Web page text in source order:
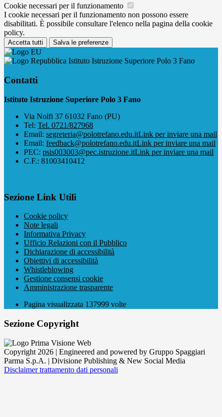
Cookie necessari per il funzionamento
I cookie necessari per il funzionamento non possono essere
disabilitati. È possibile consultare l'elenco nella pagina della cookie
policy.
Accetta tutti Salva le preferenze
Istituto Istruzione Superiore Polo 3 Fano
Contatti
Istituto Istruzione Superiore Polo 3 Fano
Via Nolfi 37 61032 Fano (PU)
Tel: Tel. 0721/827968
Email: segreteria@polotrefano.e​du.itLink per inviare una mail
Email: feedback@polotrefano.edu.itLink per inviare una mail
PEC: psis003003@pec.istruzione.itLink per inviare una mail
C.F.: 81003410412
Sezione Link Utili
Cookie policy
Note legali
Informativa Privacy
Ufficio Relazioni con il Pubblico
Dichiarazione di accessibilità
Obiettivi di accessibilità
Whistleblowing
Gestione consensi cookie
Amministrazione trasparente
Pagina visualizzata 137999 volte
Sezione Copyright
Copyright 2026 | Engineered and powered by Gruppo Spaggiari
Parma S.p.A. | Divisione Publishing & New Social Media
Disclaimer trattamento dati personali